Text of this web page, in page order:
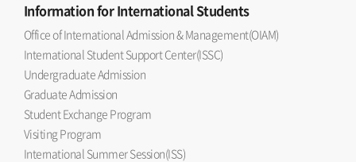
Informationfor International Students
Office of International Admission & Management(OIAM)
International Student Support Center(ISSC)
Undergraduate Admission
Graduate Admission
Student Exchange Program
Visiting Program
International Summer Session(ISS)